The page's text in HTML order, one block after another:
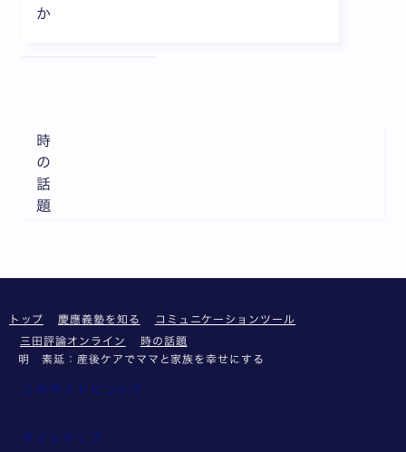
か
時
の
話
題
トップ 慶應義塾を知る
コミュニケーションツール
三田評論オンライン
時の話題
明 素延：産後ケアでママと家族を幸せにする
このサイトについて
サイトマップ